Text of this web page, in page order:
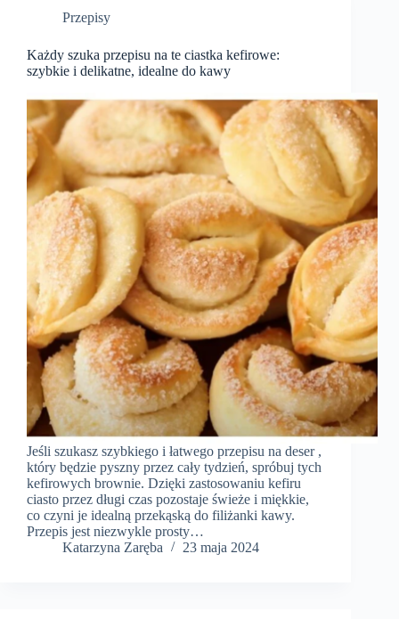
Przepisy
Każdy szuka przepisu na te ciastka kefirowe:
szybkie i delikatne, idealne do kawy
Jeśli szukasz szybkiego i łatwego przepisu na deser ,
który będzie pyszny przez cały tydzień, spróbuj tych
kefirowych brownie. Dzięki zastosowaniu kefiru
ciasto przez długi czas pozostaje świeże i miękkie,
co czyni je idealną przekąską do filiżanki kawy.
Przepis jest niezwykle prosty…
Katarzyna Zaręba
23 maja 2024